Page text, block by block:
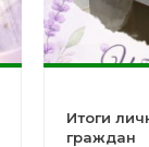
Итоги
граждан